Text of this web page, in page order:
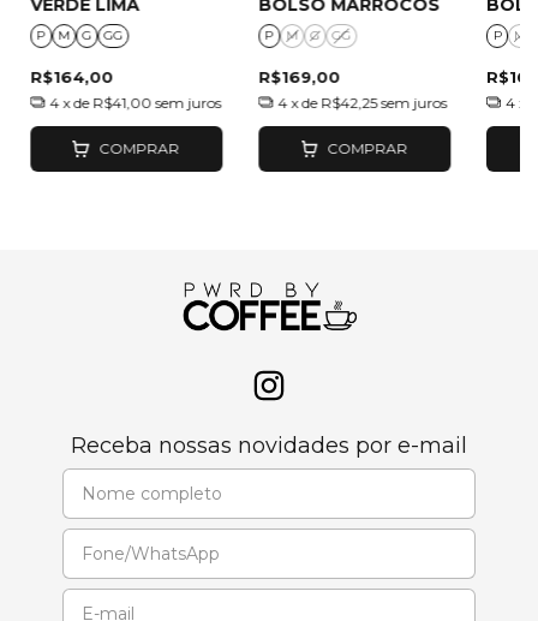
P M G GG
R$164,00
4 x de R$41,00 sem juros
COMPRAR
P M G GG
R$169,00
4 x de R$42,25 sem juros
COMPRAR
P M
4 x
Receba nossas novidades por e-mail